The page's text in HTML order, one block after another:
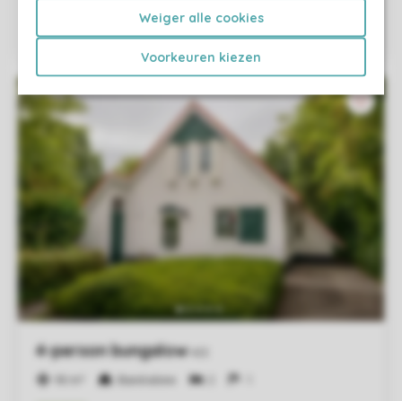
Weiger alle cookies
Voorkeuren kiezen